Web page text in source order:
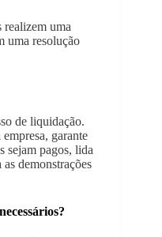
realizem uma
uma resolução
de liquidação.
garante
sejam pagos, lida
demonstrações